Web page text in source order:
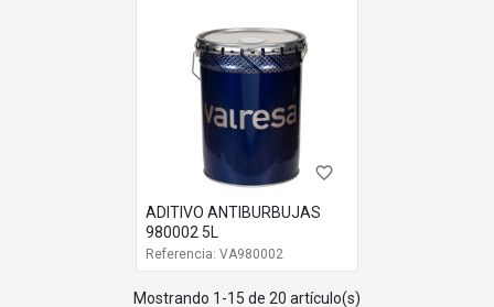
favorite_border
ADITIVO ANTIBURBUJAS
980002 5L
Referencia: VA980002
Mostrando 1-15 de 20 artículo(s)